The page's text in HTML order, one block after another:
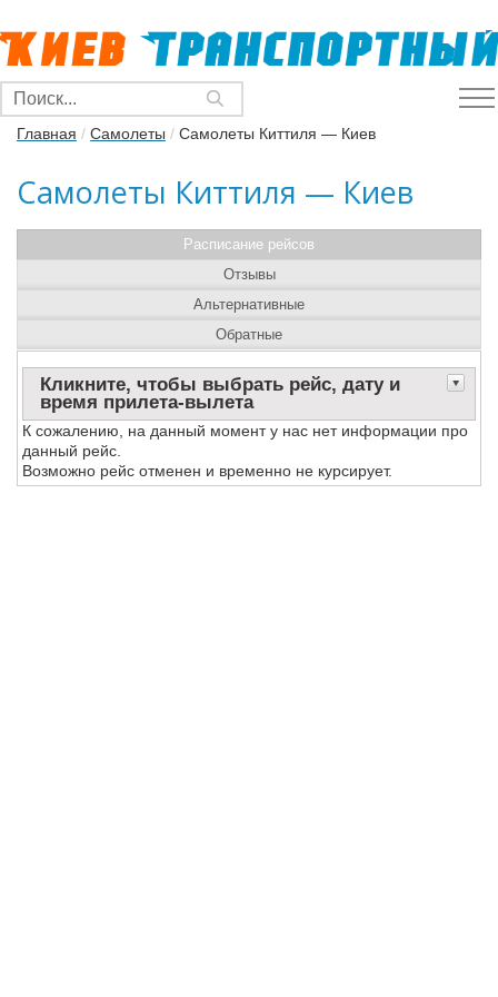
Главная / Самолеты / Самолеты Киттиля — Киев
Самолеты Киттиля — Киев
Расписание рейсов
Кликните, чтобы выбрать рейс, дату и
время прилета-вылета
К сожалению, на данный момент у нас нет информации про
данный рейс.
Возможно рейс отменен и временно не курсирует.
Отзывы
Альтернативные
Обратные